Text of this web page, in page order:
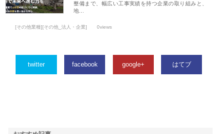
整備まで、幅広い工事実績を持つ企業の取り組みと、
地…
[その他業種][その他_法人・企業] 0views
twitter facebook google+ はてブ